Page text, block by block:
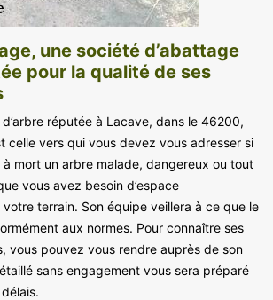
une société d’abattage
pour la qualité de ses
réputée à Lacave, dans le 46200,
celle vers qui vous devez vous adresser si
mort un arbre malade, dangereux ou tout
vous avez besoin d’espace
terrain. Son équipe veillera à ce que le
aux normes. Pour connaître ses
vous pouvez vous rendre auprès de son
sans engagement vous sera préparé